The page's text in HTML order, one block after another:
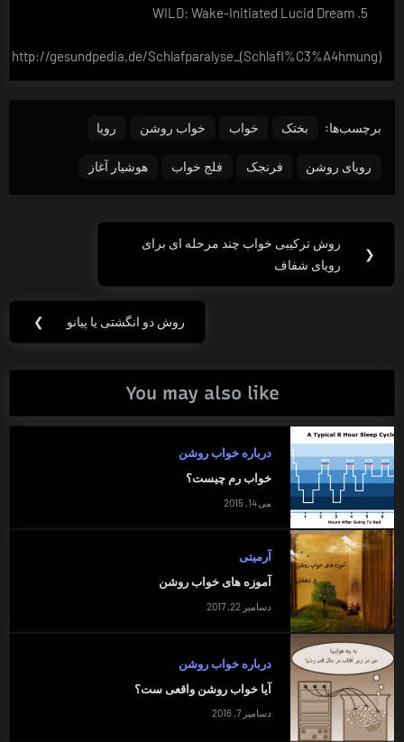
WILD: Wake-Initiated Lucid Dream
http://gesundpedia.de/Schlafparalyse_(Schlafl%C3%A4hmung)
برچسب‌ها: بختک خواب خواب روشن رویا
رویای روشن فرنجک فلج خواب هوشیار آغاز
راهبری
نوشته
❮
Previous
Post:
روش ترکیبی خواب چند مرحله ای برای
رویای شفاف
Next
روش دو انگشتی یا پیانو ❯
You may also like
درباره خواب روشن
خواب رم چیست؟
می 14, 2015
آرمیتی
آموزه های خواب روشن
دسامبر 22, 2017
درباره خواب روشن
آیا خواب روشن واقعی ست؟
دسامبر 7, 2016